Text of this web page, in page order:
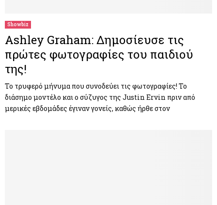
Showbiz
Ashley Graham: Δημοσίευσε τις
πρώτες φωτογραφίες του παιδιού
της!
Το τρυφερό μήνυμα που συνοδεύει τις φωτογραφίες! Το
διάσημο μοντέλο και ο σύζυγος της Justin Ervin πριν από
μερικές εβδομάδες έγιναν γονείς, καθώς ήρθε στον